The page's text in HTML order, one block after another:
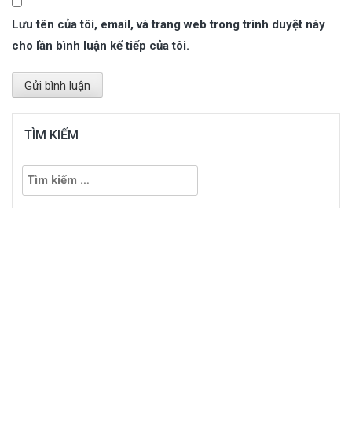
Lưu tên của tôi, email, và trang web trong trình duyệt này
cho lần bình luận kế tiếp của tôi.
TÌM KIẾM
Tìm
kiếm
cho: